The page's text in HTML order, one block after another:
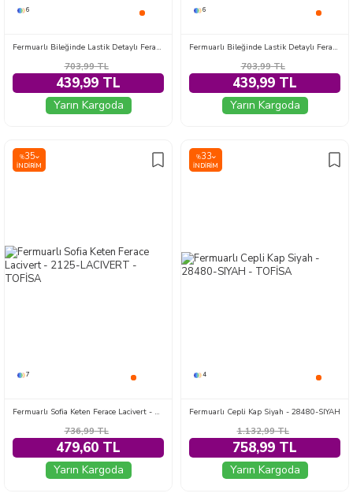
6
Fermuarlı Bileğinde Lastik Detaylı Ferace - 2035-LACIVERT
703,99TL
439,99 TL
Yarın Kargoda
6
Fermuarlı Bileğinde Lastik Detaylı Ferace - 2035-FUME
703,99TL
439,99 TL
Yarın Kargoda
%35
İNDIRIM
7
Fermuarlı Sofia Keten Ferace Lacivert - 2125-LACIVERT
736,99TL
479,60 TL
Yarın Kargoda
%33
İNDIRIM
4
Fermuarlı Cepli Kap Siyah - 28480-SIYAH
1.132,99TL
758,99 TL
Yarın Kargoda